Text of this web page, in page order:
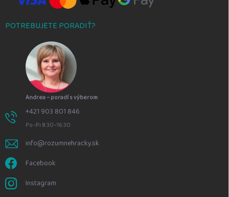
POTREBUJETE PORADIŤ?
Andrea – poradí s výberom
+421 903 801 846
Po–Pi 8:30–16:30
info@rozumnehracky.sk
Facebook
Instagram